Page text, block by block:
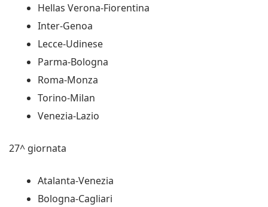
Hellas Verona-Fiorentina
Inter-Genoa
Lecce-Udinese
Parma-Bologna
Roma-Monza
Torino-Milan
Venezia-Lazio
27^ giornata
Atalanta-Venezia
Bologna-Cagliari